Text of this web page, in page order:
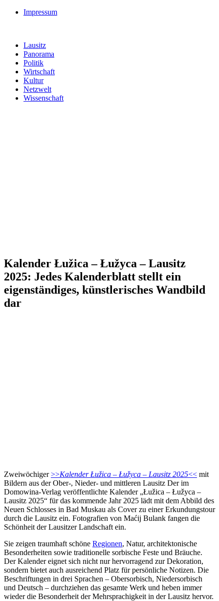
Impressum
Lausitz
Panorama
Politik
Wirtschaft
Kultur
Netzwelt
Wissenschaft
Kalender Łužica – Łužyca – Lausitz
2025: Jedes Kalenderblatt stellt ein
eigenständiges, künstlerisches Wandbild
dar
Zweiwöchiger>>Kalender Łužica – Łužyca – Lausitz 2025<< mit
Bildern aus der Ober-, Nieder- und mittleren Lausitz Der im
Domowina-Verlag veröffentlichte Kalender „Łužica – Łužyca –
Lausitz 2025“ für das kommende Jahr 2025 lädt mit dem Abbild des
Neuen Schlosses in Bad Muskau als Cover zu einer Erkundungstour
durch die Lausitz ein. Fotografien von Maćij Bulank fangen die
Schönheit der Lausitzer Landschaft ein.
Sie zeigen traumhaft schöne Regionen, Natur, architektonische
Besonderheiten sowie traditionelle sorbische Feste und Bräuche.
Der Kalender eignet sich nicht nur hervorragend zur Dekoration,
sondern bietet auch ausreichend Platz für persönliche Notizen. Die
Beschriftungen in drei Sprachen – Obersorbisch, Niedersorbisch
und Deutsch – durchziehen das gesamte Werk und heben immer
wieder die Besonderheit der Mehrsprachigkeit in der Lausitz hervor.